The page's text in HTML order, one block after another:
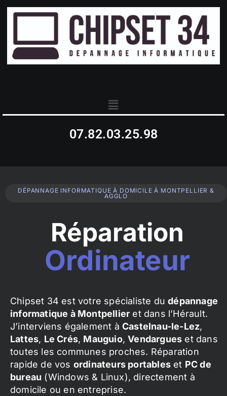
07.82.03.25.98
DÉPANNAGE INFORMATIQUE À DOMICILE À MONTPELLIER &
AGGLO
Réparation
Ordinateur
Chipset 34 est votre spécialiste dudépannage
informatique à Montpellier et dans l’Hérault.
J’interviens également à Castelnau-le-Lez,
Lattes, Le Crés, Mauguio,Vendargues et dans
toutes les communes proches. Réparation
rapide de vos ordinateurs portables et PC de
bureau (Windows & Linux), directement à
domicile ou en entreprise.